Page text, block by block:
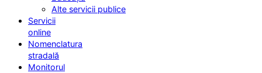
Alte servicii publice
Servicii
online
Nomenclatura
stradală
Monitorul